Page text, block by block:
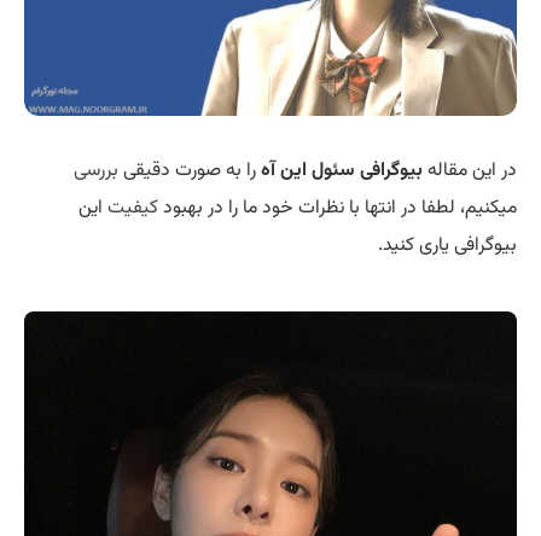
در این مقالهبیوگرافی سئول این آهرا به صورت دقیقی بررسی
میکنیم، لطفا در انتها با نظرات خود ما را در بهبودکیفیت این
بیوگرافی یاری کنید.